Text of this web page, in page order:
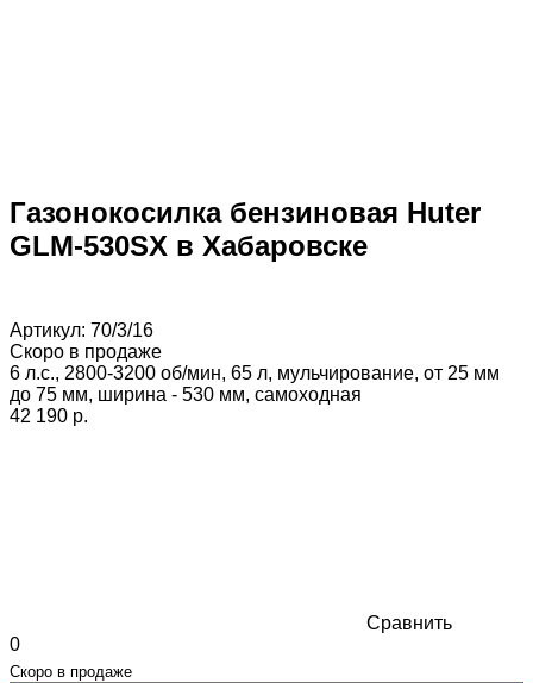
Газонокосилка бензиновая Huter
GLM-530SX в Хабаровске
Артикул: 70/3/16
Скоро в продаже
6 л.с., 2800-3200 об/мин, 65 л, мульчирование, от 25 мм
до 75 мм, ширина - 530 мм, самоходная
42 190 p.
Сравнить
0
Скоро в продаже